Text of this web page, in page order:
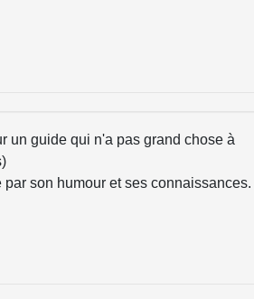
un guide qui n'a pas grand chose à
par son humour et ses connaissances.